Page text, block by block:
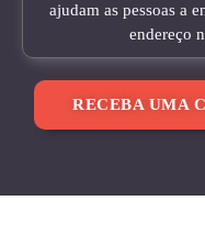
ajudam as pessoas a
endereço
RECEBA UMA